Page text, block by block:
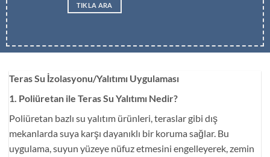
TIKLA ARA
Teras Su İzolasyonu/Yalıtımı Uygulaması
1. Poliüretan ile Teras Su Yalıtımı Nedir?
Poliüretan bazlı su yalıtım ürünleri, teraslar gibi dış
mekanlarda suya karşı dayanıklı bir koruma sağlar. Bu
uygulama, suyun yüzeye nüfuz etmesini engelleyerek, zemin